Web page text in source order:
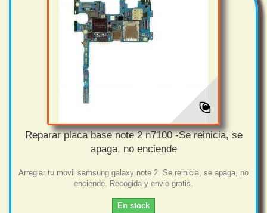
Reparar placa base note 2 n7100 -Se reinicia, se
apaga, no enciende
Arreglar tu movil samsung galaxy note 2. Se reinicia, se apaga, no
enciende. Recogida y envio gratis.
En stock